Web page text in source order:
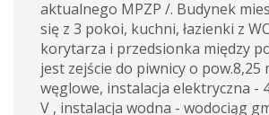
aktualnego MPZP /. Budynek
się z 3 pokoi, kuchni, łazienki z
korytarza i przedsionka między
jest zejście do piwnicy o pow.8,25
węglowe, instalacja elektryczna -
V , instalacja wodna - wodociąg